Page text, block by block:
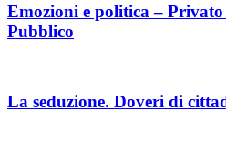
Emozioni e politica –
Pubblico
La seduzione. Doveri di